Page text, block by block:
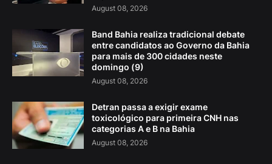
August 08, 2026
Band Bahia realiza tradicional debate
entre candidatos ao Governo da Bahia
para mais de 300 cidades neste
domingo (9)
August 08, 2026
Detran passa a exigir exame
toxicológico para primeira CNH nas
categorias A e B na Bahia
August 08, 2026